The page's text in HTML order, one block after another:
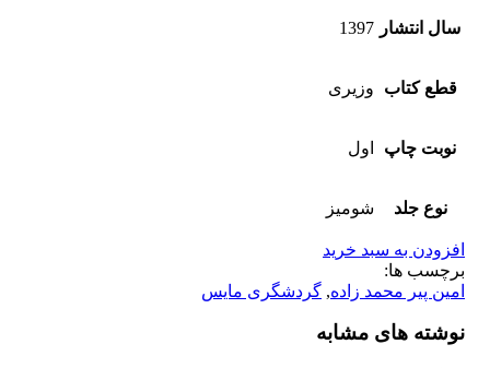
سال انتشار 1397
قطع کتاب وزیری
نوبت چاپ اول
نوع جلد شومیز
افزودن به سبد خرید
برچسب ها:
امین پیر محمد زاده, گردشگری مایس
نوشته های مشابه